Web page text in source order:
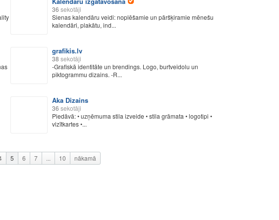
36 sekotāji
Sienas kalendāru veidi: noplēšamie un pāršķiramie mēnešu
kalendāri, plakātu, ind...
grafikis.lv
38 sekotāji
-Grafiskā identitāte un brendings. Logo, burtveidolu un
piktogrammu dizains. -R...
Aka Dizains
36 sekotāji
Piedāvā: • uzņēmuma stila izveide • stila grāmata • logotipi •
vizītkartes •...
5 6 7 ... 10 nākamā